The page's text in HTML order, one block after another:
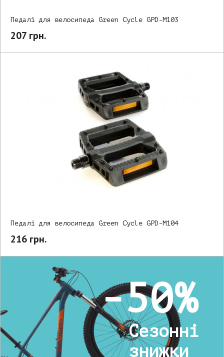
Педалі для велосипеда Green Cycle GPD-M103
207 грн.
Педалі для велосипеда Green Cycle GPD-M104
216 грн.
-50%
Сезонні
знижки